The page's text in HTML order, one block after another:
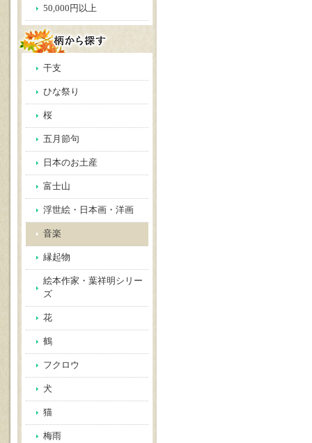
50,000円以上
干支
ひな祭り
桜
五月節句
日本のお土産
富士山
浮世絵・日本画・洋画
音楽
縁起物
絵本作家・葉祥明シリー
ズ
花
鶴
フクロウ
犬
猫
梅雨